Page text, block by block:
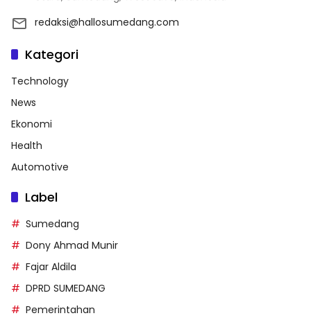
redaksi@hallosumedang.com
Kategori
Technology
News
Ekonomi
Health
Automotive
Label
Sumedang
Dony Ahmad Munir
Fajar Aldila
DPRD SUMEDANG
Pemerintahan